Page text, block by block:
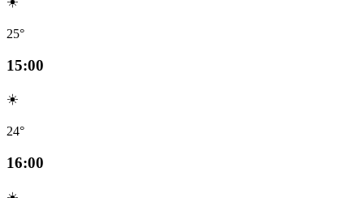
25°
15:00
☀️
24°
16:00